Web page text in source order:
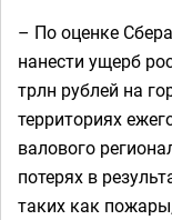
– По оценке
нанести ущерб
трлн рублей на
территориях
валового
потерях в
таких как